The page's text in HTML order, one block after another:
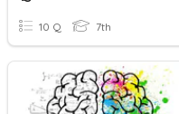
10 Q 7th